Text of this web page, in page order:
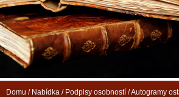
Domu / Nabídka / Podpisy osobností /Autogramy